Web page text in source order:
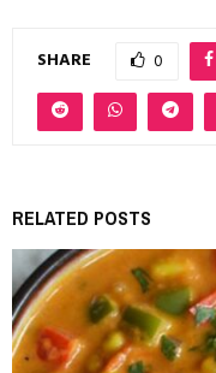
SHARE 0
RELATED POSTS